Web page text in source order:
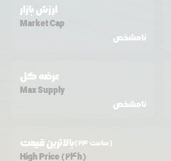
ارزش بازار
Market Cap
نامشخص
عرضه کل
Max Supply
نامشخص
بالاترین قیمت (24 ساعت)
High Price (24h)